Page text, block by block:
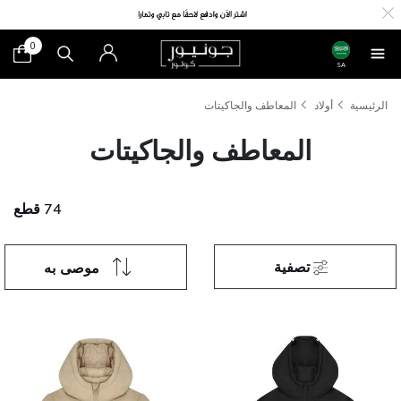
SA
0
الرئيسية أولاد المعاطف والجاكيتات
المعاطف والجاكيتات
74 قطع
موصى به تصفية